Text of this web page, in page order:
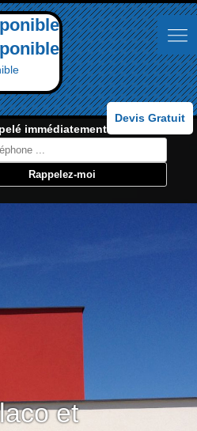
Devis Gratuit
immédiatement:
et